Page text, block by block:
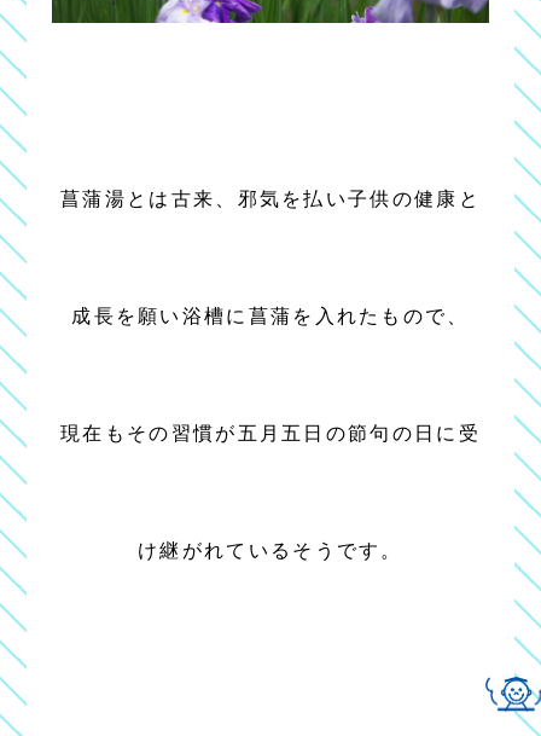
菖蒲湯とは古来、邪気を払い子供の健康と
成長を願い浴槽に菖蒲を入れたもので、
現在もその習慣が五月五日の節句の日に受
け継がれているそうです。